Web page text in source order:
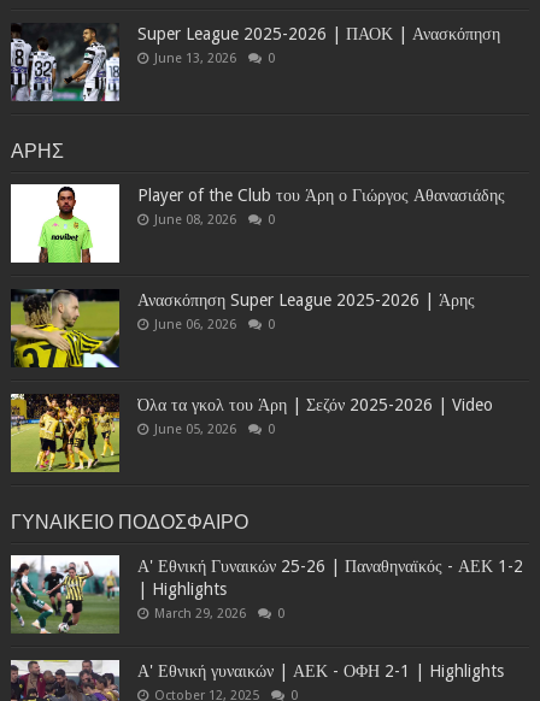
Super League 2025-2026 | ΠΑΟΚ | Ανασκόπηση
June 13, 2026 0
ΑΡΗΣ
Player of the Club του Άρη ο Γιώργος Αθανασιάδης
June 08, 2026 0
Ανασκόπηση Super League 2025-2026 | Άρης
June 06, 2026 0
Όλα τα γκολ του Άρη | Σεζόν 2025-2026 | Video
June 05, 2026 0
ΓΥΝΑΙΚΕΙΟ ΠΟΔΟΣΦΑΙΡΟ
Α' Εθνική Γυναικών 25-26 | Παναθηναϊκός - ΑΕΚ 1-2
| Highlights
March 29, 2026 0
Α' Εθνική γυναικών | ΑΕΚ - ΟΦΗ 2-1 | Highlights
October 12, 2025 0